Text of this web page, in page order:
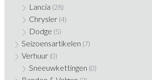
Lancia (28)
Chrysler (4)
Dodge (5)
Seizoensartikelen (7)
Verhuur (0)
Sneeuwkettingen (0)